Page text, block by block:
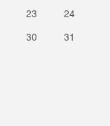
23
24
30 31